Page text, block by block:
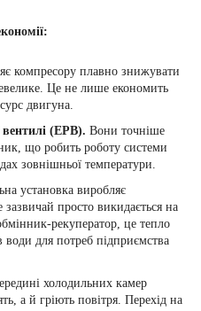
компресору плавно знижувати
Це не лише економить
двигуна.
(ЕРВ). Вони точніше
що робить роботу системи
зовнішньої температури.
установка виробляє
зазвичай просто викидається на
рекуператор, це тепло
води для потреб підприємства
холодильних камер
а й гріють повітря. Перехід на